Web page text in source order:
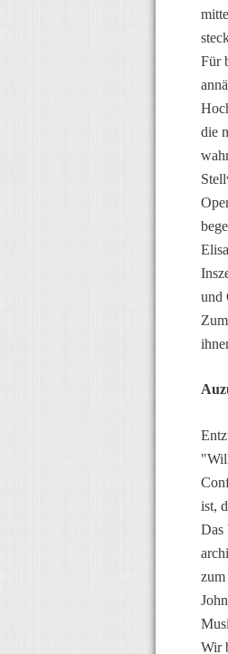
Für
die
und
ist,
Das
Wir